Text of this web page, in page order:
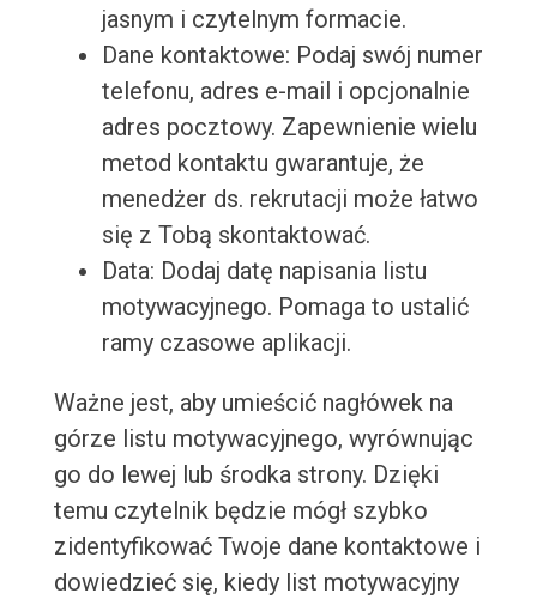
jasnym i czytelnym formacie.
Dane kontaktowe: Podaj swój numer
telefonu, adres e-mail i opcjonalnie
adres pocztowy. Zapewnienie wielu
metod kontaktu gwarantuje, że
menedżer ds. rekrutacji może łatwo
się z Tobą skontaktować.
Data: Dodaj datę napisania listu
motywacyjnego. Pomaga to ustalić
ramy czasowe aplikacji.
Ważne jest, aby umieścić nagłówek na
górze listu motywacyjnego, wyrównując
go do lewej lub środka strony. Dzięki
temu czytelnik będzie mógł szybko
zidentyfikować Twoje dane kontaktowe i
dowiedzieć się, kiedy list motywacyjny